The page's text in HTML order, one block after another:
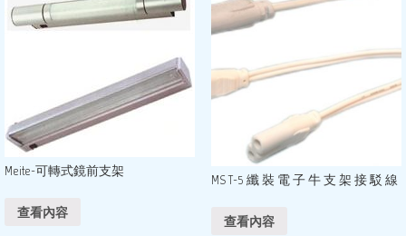
Meite-可轉式鏡前支架
查看內容
MS T-5 纖 裝 電 子 牛 支 架 接 駁 線
查看內容